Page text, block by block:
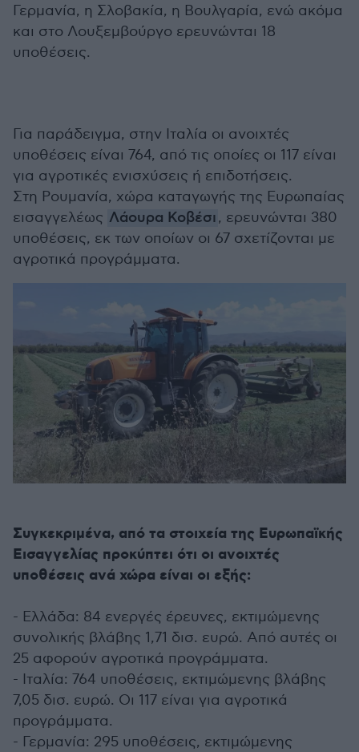
Γερμανία, η Σλοβακία, η Βουλγαρία, ενώ ακόμα
και στο Λουξεμβούργο ερευνώνται 18
υποθέσεις.
Για παράδειγμα, στην Ιταλία οι ανοιχτές
υποθέσεις είναι 764, από τις οποίες οι 117 είναι
για αγροτικές ενισχύσεις ή επιδοτήσεις.
Στη Ρουμανία, χώρα καταγωγής της Ευρωπαίας
εισαγγελέως Λάουρα Κοβέσι, ερευνώνται 380
υποθέσεις, εκ των οποίων οι 67 σχετίζονται με
αγροτικά προγράμματα.
Συγκεκριμένα, από τα στοιχεία της Ευρωπαϊκής
Εισαγγελίας προκύπτει ότι οι ανοιχτές
υποθέσεις ανά χώρα είναι οι εξής:
- Ελλάδα: 84 ενεργές έρευνες, εκτιμώμενης
συνολικής βλάβης 1,71 δισ. ευρώ. Από αυτές οι
25 αφορούν αγροτικά προγράμματα.
- Ιταλία: 764 υποθέσεις, εκτιμώμενης βλάβης
7,05 δισ. ευρώ. Οι 117 είναι για αγροτικά
προγράμματα.
- Γερμανία: 295 υποθέσεις, εκτιμώμενης